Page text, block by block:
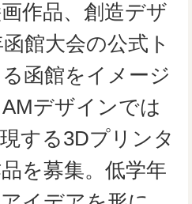
作品、創造デザ
館大会の公式ト
函館をイメージ
デザインでは
する3Dプリンタ
を募集。低学年